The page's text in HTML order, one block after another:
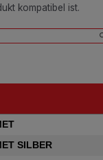
kompatibel ist.
SILBER